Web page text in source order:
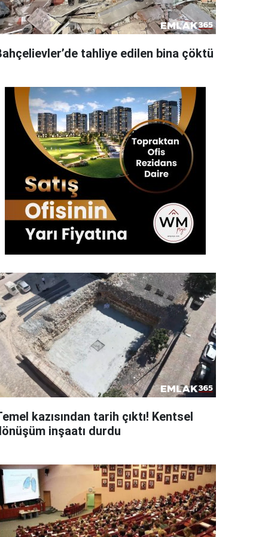
tahliye edilen bina çöktü
kazısından tarih çıktı! Kentsel
inşaatı durdu